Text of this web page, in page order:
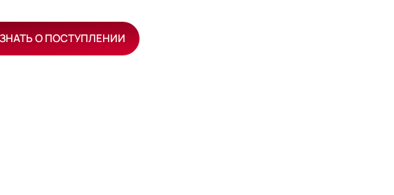
О ПОСТУПЛЕНИИ